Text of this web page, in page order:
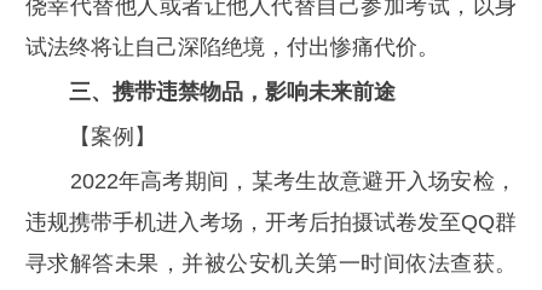
侥幸代替他人或者让他人代替自己参加考试，以身
试法终将让自己深陷绝境，付出惨痛代价。
三、携带违禁物品，影响未来前途
【案例】
2022年高考期间，某考生故意避开入场安检，
违规携带手机进入考场，开考后拍摄试卷发至QQ群
寻求解答未果，并被公安机关第一时间依法查获。